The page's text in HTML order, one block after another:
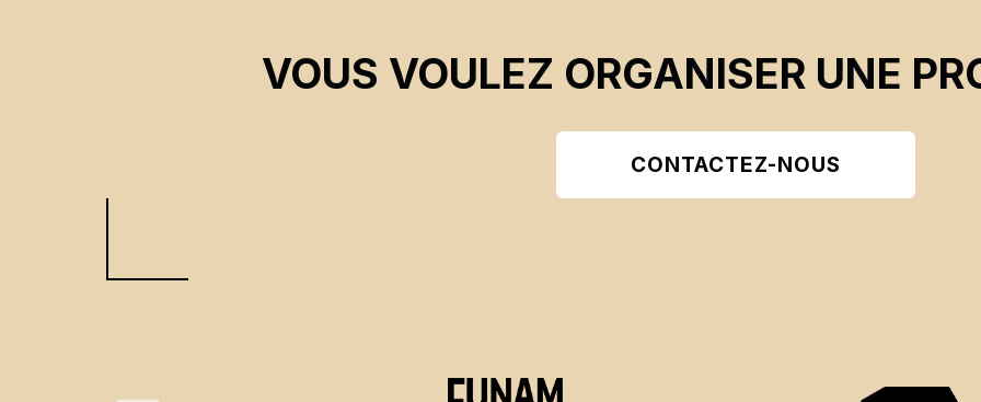
VOUS VOULEZ ORGANISER UNE
CONTACTEZ-NOUS